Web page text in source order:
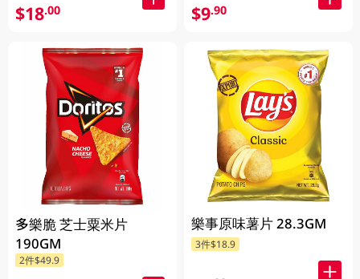
$18.00
多樂脆 芝士粟米片
190GM
2件$49.9
$9.90
樂事原味薯片 28.3GM
3件$18.9